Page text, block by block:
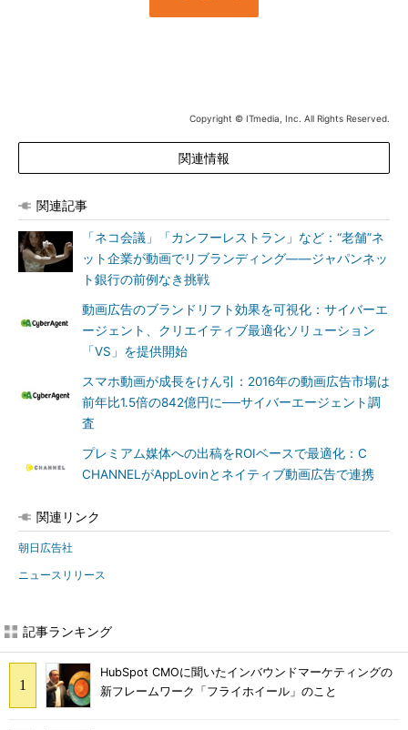
Copyright © ITmedia, Inc. All Rights Reserved.
関連情報
関連記事
「ネコ会議」「カンフーレストラン」など：“老舗”ネ
ット企業が動画でリブランディング――ジャパンネッ
ト銀行の前例なき挑戦
動画広告のブランドリフト効果を可視化：サイバーエ
ージェント、クリエイティブ最適化ソリューション
「VS」を提供開始
スマホ動画が成長をけん引：2016年の動画広告市場は
前年比1.5倍の842億円に──サイバーエージェント調
査
プレミアム媒体への出稿をROIベースで最適化：C
CHANNELがAppLovinとネイティブ動画広告で連携
関連リンク
朝日広告社
ニュースリリース
記事ランキング
HubSpot CMOに聞いたインバウンドマーケティングの
新フレームワーク「フライホイール」のこと